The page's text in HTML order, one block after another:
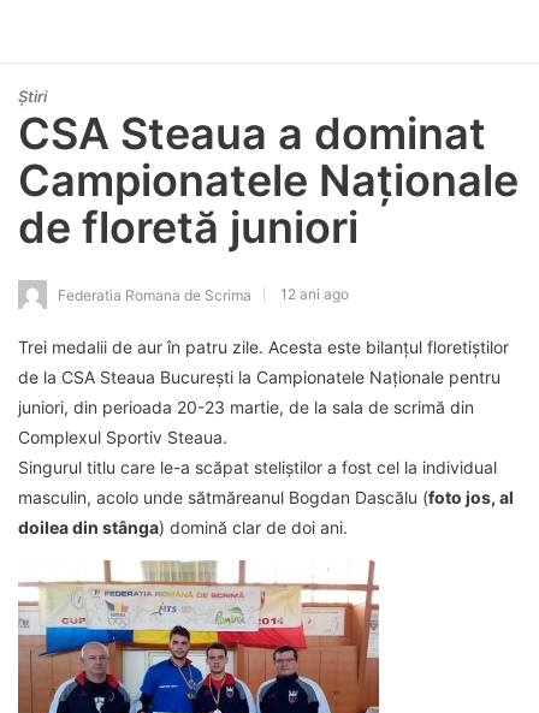
Știri
CSA Steaua a dominat
Campionatele Naţionale
de floretă juniori
Federatia Romana de Scrima 12 ani ago
Trei medalii de aur în patru zile. Acesta este bilanţul floretiştilor
de la CSA Steaua Bucureşti la Campionatele Naţionale pentru
juniori, din perioada 20-23 martie, de la sala de scrimă din
Complexul Sportiv Steaua.
Singurul titlu care le-a scăpat steliştilor a fost cel la individual
masculin, acolo unde sătmăreanul Bogdan Dascălu (foto jos, al
doilea din stânga) domină clar de doi ani.